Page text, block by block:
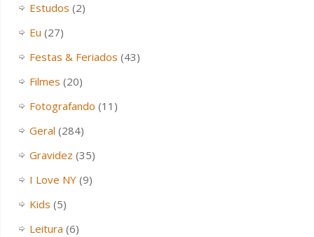
Estudos (2)
Eu (27)
Festas & Feriados (43)
Filmes (20)
Fotografando (11)
Geral (284)
Gravidez (35)
I Love NY(9)
Kids (5)
Leitura (6)